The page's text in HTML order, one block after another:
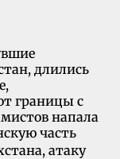
длились
границы с
напала
часть
атаку